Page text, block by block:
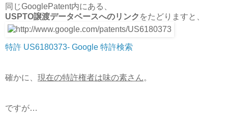
同じGooglePatent内にある、
USPTO譲渡データベースへのリンク をたどりますと、
特許 US6180373- Google 特許検索
確かに、 現在の特許権者は味の素さん。
ですが…